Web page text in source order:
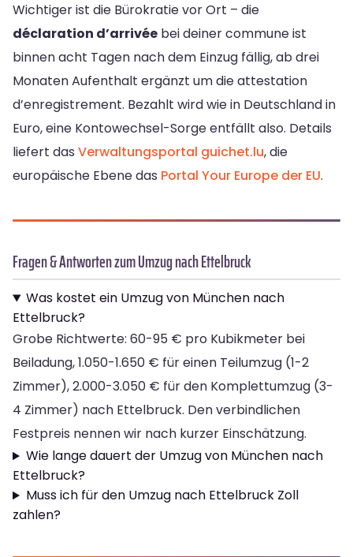
Wichtiger ist die Bürokratie vor Ort – die
déclaration d’arrivée bei deiner commune ist
binnen acht Tagen nach dem Einzug fällig, ab drei
Monaten Aufenthalt ergänzt um die attestation
d’enregistrement. Bezahlt wird wie in Deutschland in
Euro, eine Kontowechsel-Sorge entfällt also. Details
liefert das Verwaltungsportal guichet.lu, die
europäische Ebene das Portal Your Europe der EU.
Fragen & Antworten zum Umzug nach Ettelbruck
Was kostet ein Umzug von München nach
Ettelbruck?
Grobe Richtwerte: 60-95 € pro Kubikmeter bei
Beiladung, 1.050-1.650 € für einen Teilumzug (1-2
Zimmer), 2.000-3.050 € für den Komplettumzug (3-
4 Zimmer) nach Ettelbruck. Den verbindlichen
Festpreis nennen wir nach kurzer Einschätzung.
Wie lange dauert der Umzug von München nach
Ettelbruck?
Muss ich für den Umzug nach Ettelbruck Zoll
zahlen?